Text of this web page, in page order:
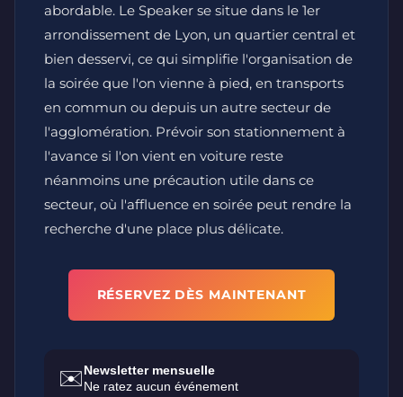
abordable. Le Speaker se situe dans le 1er
arrondissement de Lyon, un quartier central et
bien desservi, ce qui simplifie l'organisation de
la soirée que l'on vienne à pied, en transports
en commun ou depuis un autre secteur de
l'agglomération. Prévoir son stationnement à
l'avance si l'on vient en voiture reste
néanmoins une précaution utile dans ce
secteur, où l'affluence en soirée peut rendre la
recherche d'une place plus délicate.
RÉSERVEZ DÈS MAINTENANT
✉️Newsletter mensuelle
Ne ratez aucun événement